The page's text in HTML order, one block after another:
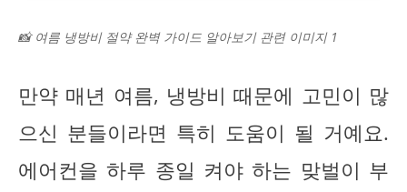
📸 여름 냉방비 절약 완벽 가이드 알아보기 관련 이미지 1
만약 매년 여름, 냉방비 때문에 고민이 많
으신 분들이라면 특히 도움이 될 거예요.
에어컨을 하루 종일 켜야 하는 맞벌이 부